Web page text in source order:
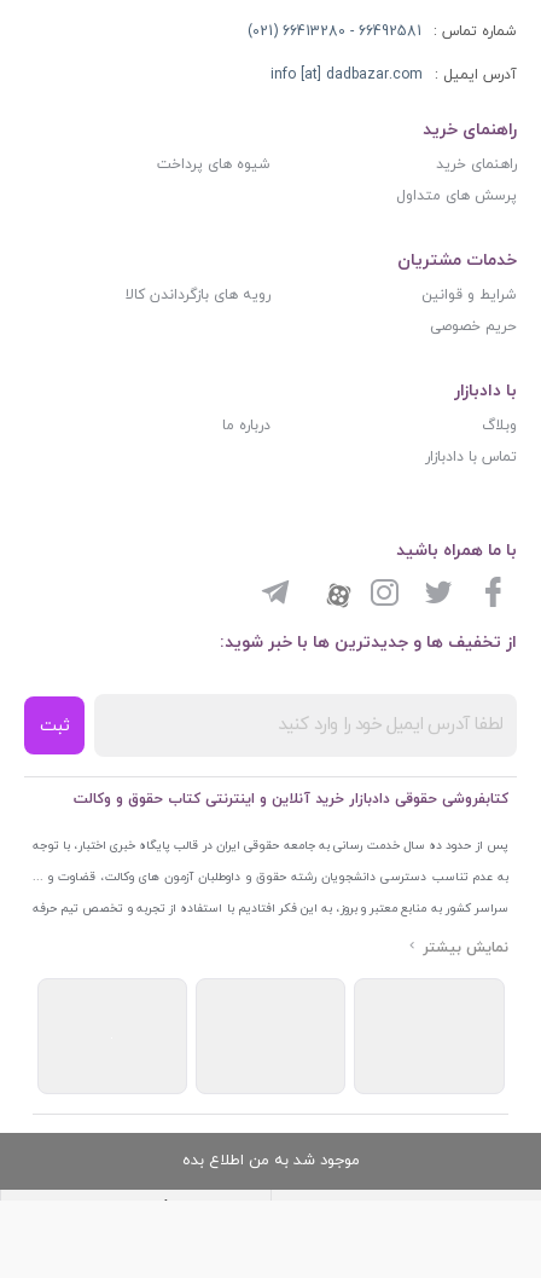
موجود شد به من اطلاع بده
شماره تماس : 66492581 - 66413280 (021)
آدرس ایمیل : info [at] dadbazar.com
راهنمای خرید
راهنمای خرید
شیوه های پرداخت
پرسش های متداول
خدمات مشتریان
شرایط و قوانین
رویه های بازگرداندن کالا
حریم خصوصی
با دادبازار
وبلاگ
درباره ما
تماس با دادبازار
از تخفیف ها و جدیدترین ها با خبر شوید:
ثبت
با ما همراه باشید
کتابفروشی حقوقی دادبازار خرید آنلاین و اینترنتی کتاب حقوق و وکالت
پس از حدود ده سال خدمت رسانی به جامعه حقوقی ایران در قالب پایگاه خبری اختبار، با توجه
به عدم تناسب دسترسی دانشجویان رشته حقوق و داوطلبان آزمون های وکالت، قضاوت و ...
سراسر کشور به منابع معتبر و بروز، به این فکر افتادیم با استفاده از تجربه و تخصص تیم حرفه
ای اختبار خدمتی جدید به جامعه حقوقی ایران ارائه کنیم. به این منظور با راه اندازی و تجهیز
اتحادیه ناشران و کتابفروشان تهران به منظور ارائه مطمئن ترین خدمات مجموعه بسیار کامل و
معتبری از کتاب های حقوقی را به علاقمندان عرضه کرده ایم. علاوه بر این با بهره گیری از فناوری
برتر روز دنیا وبسایت کتابفروشی تخصصی حقوقی دادبازار را با استفاده از حدود ده سال تجربه
تخصصی در حوزه فناوری اطلاعات و تلفیق آن با شناخت کامل نیازهای جامعه حقوقی کشور راه